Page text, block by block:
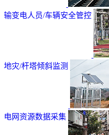
输变电人员/车辆安全管控
地灾/杆塔倾斜监测
电网资源数据采集